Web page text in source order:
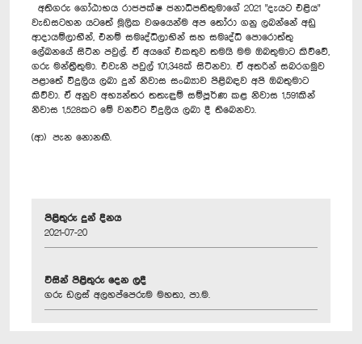
අතිගරු ගෝඨාභය රාජපක්ෂ ජනාධිපතිතුමාගේ 2021 "දැයට එළිය"
වැඩසටහන යටතේ මූලික වශයෙන්ම අප තෝරා ගනු ලබන්නේ අඩු
ආදායම්ලාභීන්, එනම් සමෘද්ධිලාභින් සහ සමෘද්ධි පොරොත්තු
ලේඛනයේ සිටින පවුල්. ඒ අයගේ එකතුව තමයි මම ඔබතුමාට කිව්වේ,
ගරු මන්ත්‍රීතුමා. එවැනි පවුල් 101,348ක් සිටිනවා. ඒ අතරින් සබරගමුව
පළාතේ විදුලිය ලබා දුන් නිවාස සංඛ්‍යාව පිළිබඳව අපි ඔබතුමාට
කිව්වා. ඒ අනුව අභ්‍යන්තර තතැඳුම් සම්පූර්ණ කළ නිවාස 1,591කින්
නිවාස 1,528කට මේ වනවිට විදුලිය ලබා දී තිබෙනවා.
(ආ) පැන නොනඟී.
පිළිතුරු දුන් දිනය
2021-07-20
විසින් පිළිතුරු දෙන ලදී
ගරු ඩලස් අලහප්පෙරුම මහතා, පා.ම.